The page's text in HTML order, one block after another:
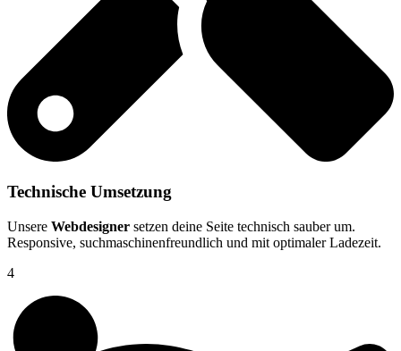
Technische Umsetzung
Unsere Webdesigner setzen deine Seite technisch sauber um.
Responsive, suchmaschinenfreundlich und mit optimaler Ladezeit.
4